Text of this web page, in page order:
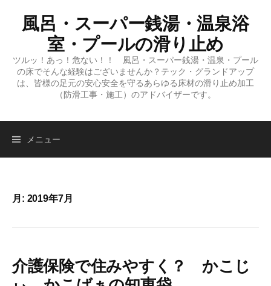
風呂・スーパー銭湯・温泉浴
室・プールの滑り止め
ツルッ！あっ！危ない！！ 風呂・スーパー銭湯・温泉・プール
の床でそんな経験はございませんか？テック・グランドアップ
は、皆様の足元の安心安全を守るあらゆる床材の滑り止め加工
（防滑工事・施工）のアドバイザーです。
メニュー
月: 2019年7月
介護保険で住みやすく？ かこじ